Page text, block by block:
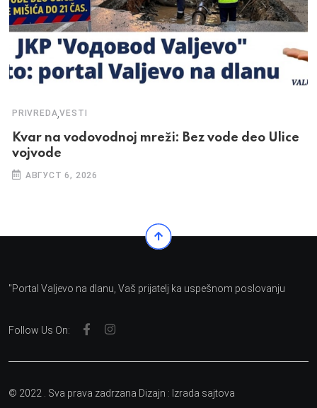
PRIVREDA,VESTI
Kvar na vodovodnoj mreži: Bez vode deo Ulice
vojvode
АВГУСТ 6, 2026
"Portal Valjevo na dlanu, Vaš prijatelj ka uspešnom poslovanju
Follow Us On:
© 2022 . Sva prava zadrzana Dizajn : Izrada sajtova